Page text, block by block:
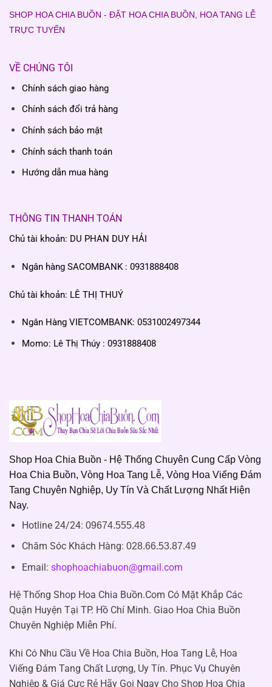
SHOP HOA CHIA BUỒN - ĐẶT HOA CHIA BUỒN, HOA TANG LỄ
TRỰC TUYẾN
VỀ CHÚNG TÔI
Chính sách giao hàng
Chính sách đổi trả hàng
Chính sách bảo mật
Chính sách thanh toán
Hướng dẫn mua hàng
THÔNG TIN THANH TOÁN
Chủ tài khoản: DU PHAN DUY HẢI
Ngân hàng SACOMBANK : 0931888408
Chủ tài khoản: LÊ THỊ THUÝ
Ngân Hàng VIETCOMBANK: 0531002497344
Momo: Lê Thị Thúy : 0931888408
Shop Hoa Chia Buồn - Hệ Thống Chuyên Cung Cấp Vòng
Hoa Chia Buồn, Vòng Hoa Tang Lễ, Vòng Hoa Viếng Đám
Tang Chuyên Nghiệp, Uy Tín Và Chất Lượng Nhất Hiện
Nay.
Hotline 24/24: 09674.555.48
Chăm Sóc Khách Hàng: 028.66.53.87.49
Email: shophoachiabuon@gmail.com
Hệ Thống Shop Hoa Chia Buồn.Com Có Mặt Khắp Các
Quận Huyện Tại TP. Hồ Chí Minh. Giao Hoa Chia Buồn
Chuyên Nghiệp Miễn Phí.
Khi Có Nhu Cầu Về Hoa Chia Buồn, Hoa Tang Lễ, Hoa
Viếng Đám Tang Chất Lượng, Uy Tín. Phục Vụ Chuyên
Nghiệp & Giá Cực Rẻ Hãy Gọi Ngay Cho Shop Hoa Chia